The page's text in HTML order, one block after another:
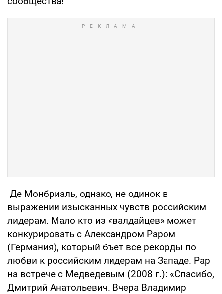
Де Монбриаль, однако, не одинок в
выражении изысканных чувств российским
лидерам. Мало кто из «валдайцев» может
конкурировать с Александром Раром
(Германия), который бъет все рекорды по
любви к российским лидерам на Западе. Рар
на встрече с Медведевым (2008 г.): «Спасибо,
Дмитрий Анатольевич. Вчера Владимир